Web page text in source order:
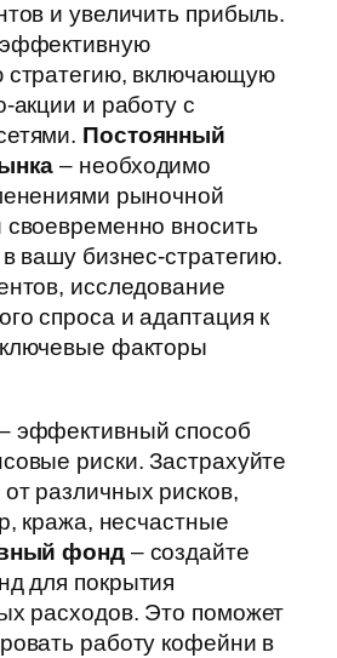
и увеличить прибыль.
стратегию, включающую
акции и работу с
Постоянный
– необходимо
рыночной
вносить
в вашу бизнес-стратегию.
исследование
спроса и адаптация к
факторы
эффективный способ
риски. Застрахуйте
различных рисков,
кража, несчастные
фонд– создайте
для покрытия
расходов. Это поможет
работу кофейни в